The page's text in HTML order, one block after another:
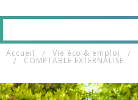
CARNOUX
MAIRIE & SERVICES
Accueil Vie éco & emploi
COMPTABLE EXTERNALISE